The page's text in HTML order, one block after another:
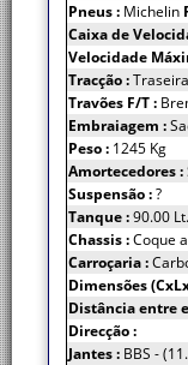
Pneus : Michelin
Caixa de
Velocidade
Tracção :Traseira
Travões F/T :
Embraiagem :
Peso : 1245 Kg
Amortecedores :
Suspensão :?
Tanque :90.00 Lt.
Chassis :Coque
Carroçaria :
Dimensões
Distância entre
Direcção :
Jantes : BBS -